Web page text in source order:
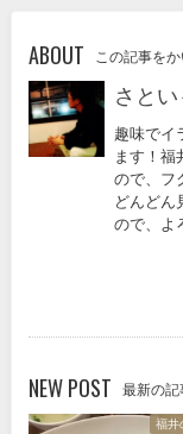
ABOUT この記事をか
さとい
趣味でイ
ます！福
ので、フ
どんどん
ので、よ
NEW POST 最新の記
福井